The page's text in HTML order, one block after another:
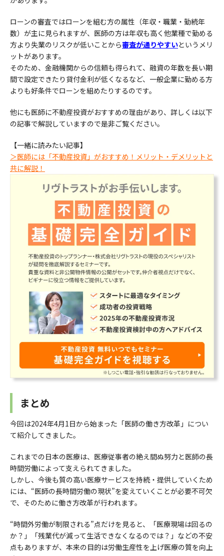
ローンの審査ではローンを組む方の属性（年収・職業・勤続年
数）が主に見られますが、医師の方は年収も高く他業種で勤める
方より失業のリスクが低いことから審査が通りやすいというメリ
ットがあります。
そのため、金融機関からの信頼も得られて、融資の年数を長い期
間で設定できたり貸付金利が低くなるなど、一般企業に勤める方
よりも好条件でローンを組めたりするのです。
他にも医師に不動産投資がおすすめの理由があり、詳しくは以下
の記事で解説していますので是非ご覧ください。
【一緒に読みたい記事】
＞医師には「不動産投資」がおすすめ！メリット・デメリットと
共に解説！
まとめ
今回は2024年4月1日から始まった「医師の働き方改革」につい
て紹介してきました。
これまでの日本の医療は、医療従事者の絶え間ぬ努力と医師の長
時間労働によって支えられてきました。
しかし、今後も質の高い医療サービスを持続・提供していくため
には、“医師の長時間労働の現状”を変えていくことが必要不可欠
で、そのために働き方改革が行われます。
“時間外労働が制限される”点だけを見ると、「医療現場は回るの
か？」「残業代が減って生活できなくなるのでは？」などの不安
点もありますが、本来の目的は労働生産性を上げ医療の質を向上